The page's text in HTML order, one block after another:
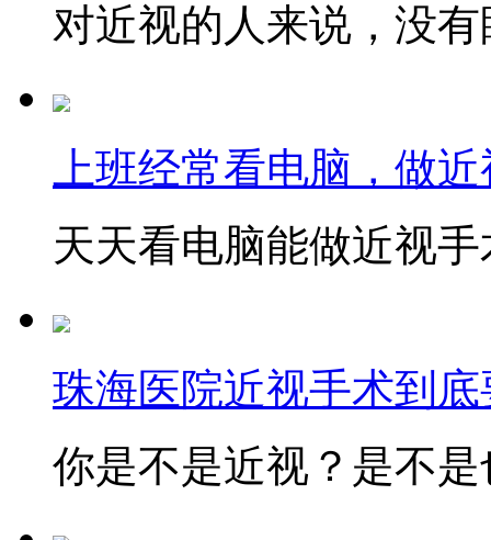
对近视的人来说，没
上班经常看电脑，做
天天看电脑能做近视
珠海医院近视手术到
你是不是近视？是不